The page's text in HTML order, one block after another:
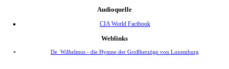
Audioquelle
CIA World Factbook
Weblinks
De_Wilhelmus - die Hymne der Großherzöge von Luxemburg